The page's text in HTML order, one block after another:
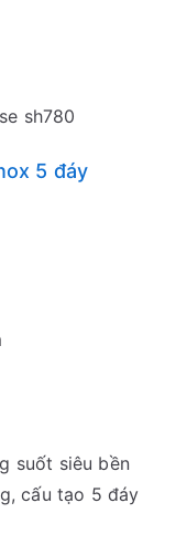
sh780
5 đáy
suốt siêu bền
cấu tạo 5 đáy